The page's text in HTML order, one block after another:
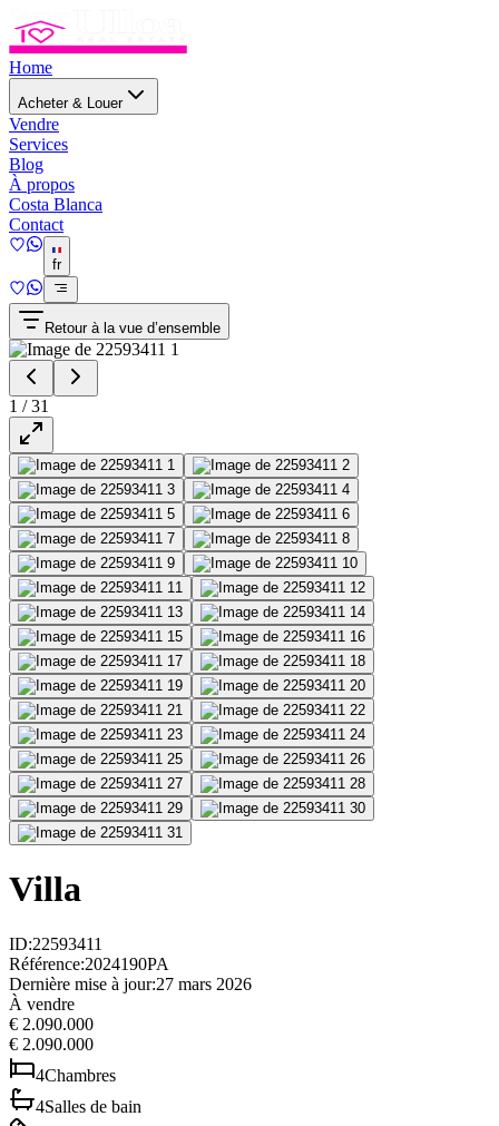
Home
Acheter & Louer
Vendre
Services
Blog
À propos
Costa Blanca
Contact
fr
Retour à la vue d’ensemble
1 /31
Villa
ID:22593411
Référence:2024190PA
Dernière mise à jour:27 mars 2026
À vendre
€ 2.090.000
€ 2.090.000
4Chambres
4Salles de bain